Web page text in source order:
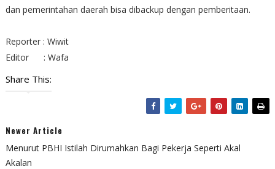
dan pemerintahan daerah bisa dibackup dengan pemberitaan.
Reporter : Wiwit
Editor : Wafa
Share This:
Newer Article
Menurut PBHI Istilah Dirumahkan Bagi Pekerja Seperti Akal
Akalan